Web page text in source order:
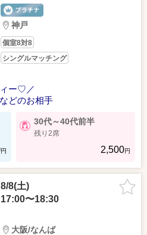
神戸
個室8対8
シングルマッチング
ー♡／
どのお相手
円
30代～40代前半
残り2席
2,500円
8/8(土)
17:00〜18:30
大阪/なんば